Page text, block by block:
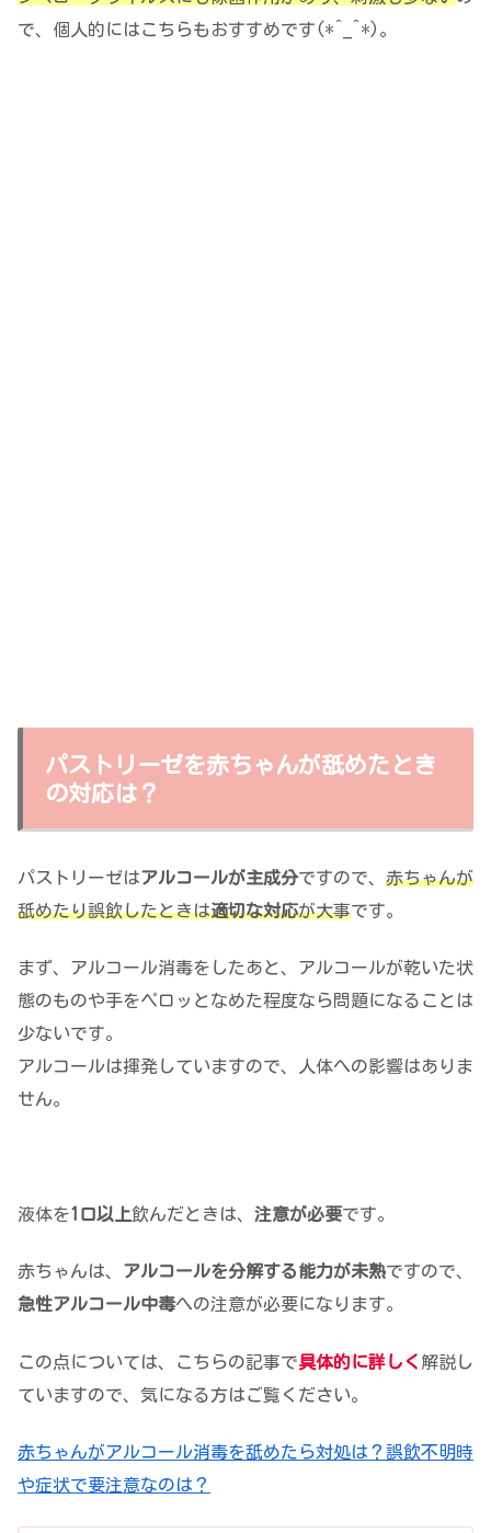
で、個人的にはこちらもおすすめです(*^_^*)。
パストリーゼを赤ちゃんが舐めたとき
の対応は？
パストリーゼはアルコールが主成分ですので、 赤ちゃんが
舐めたり誤飲したときは適切な対応が大事です。
まず、アルコール消毒をしたあと、アルコールが乾いた状
態のものや手をペロッとなめた程度なら問題になることは
少ないです。
アルコールは揮発していますので、人体への影響はありま
せん。
液体を1口以上飲んだときは、 注意が必要です。
赤ちゃんは、 アルコールを分解する能力が未熟ですので、
急性アルコール中毒への注意が必要になります。
この点については、こちらの記事で具体的に詳しく 解説し
ていますので、気になる方はご覧ください。
赤ちゃんがアルコール消毒を舐めたら対処は？誤飲不明時
や症状で要注意なのは？